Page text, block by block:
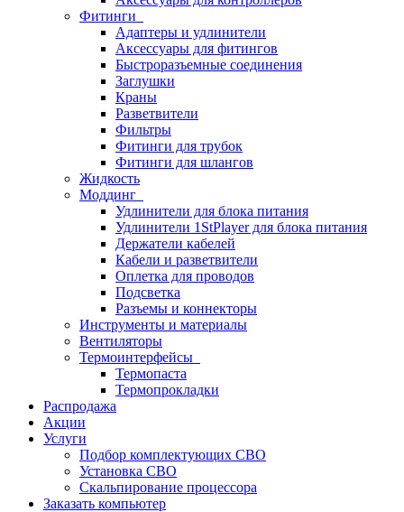
Фитинги
Адаптеры и удлинители
Аксессуары для фитингов
Быстроразъемные соединения
Заглушки
Краны
Разветвители
Фильтры
Фитинги для трубок
Фитинги для шлангов
Жидкость
Моддинг
Удлинители для блока питания
Удлинители 1StPlayer для блока питания
Держатели кабелей
Кабели и разветвители
Оплетка для проводов
Подсветка
Разъемы и коннекторы
Инструменты и материалы
Вентиляторы
Термоинтерфейсы
Термопаста
Термопрокладки
Распродажа
Акции
Услуги
Подбор комплектующих СВО
Установка СВО
Скальпирование процессора
Заказать компьютер